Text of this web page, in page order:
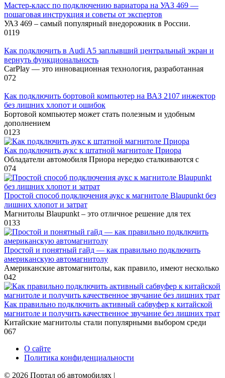
Мастер-класс по подключению вариатора на УАЗ 469 —
пошаговая инструкция и советы от экспертов
УАЗ 469 – самый популярный внедорожник в России.
0119
Как подключить в Audi A5 заплывший центральный экран и
вернуть функциональность
CarPlay — это инновационная технология, разработанная
072
Как подключить бортовой компьютер на ВАЗ 2107 инжектор
без лишних хлопот и ошибок
Бортовой компьютер может стать полезным и удобным
дополнением
0123
Как подключить аукс к штатной магнитоле Приора
Обладатели автомобиля Приора нередко сталкиваются с
074
Простой способ подключения аукс к магнитоле Blaupunkt без
лишних хлопот и затрат
Магнитолы Blaupunkt – это отличное решение для тех
0133
Простой и понятный гайд — как правильно подключить
американскую автомагнитолу
Американские автомагнитолы, как правило, имеют несколько
042
Как правильно подключить активный сабвуфер к китайской
магнитоле и получить качественное звучание без лишних трат
Китайские магнитолы стали популярными выбором среди
067
О сайте
Политика конфиденциальности
© 2026 Портал об автомобилях |